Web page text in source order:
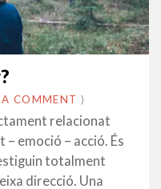
A COMMENT )
relacionat
emoció – acció. És
totalment
direcció. Una